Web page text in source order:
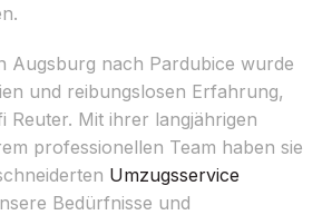
Augsburg nach Pardubice wurde
und reibungslosen Erfahrung,
Reuter. Mit ihrer langjährigen
professionellen Team haben sie
Umzugsservice
Bedürfnisse und